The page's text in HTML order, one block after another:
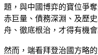
題，與中國博弈的寶位爭
赤巨量、債務深淵、及歷
舟、徹底根治，才得有機
然而，端看拜登治國方略